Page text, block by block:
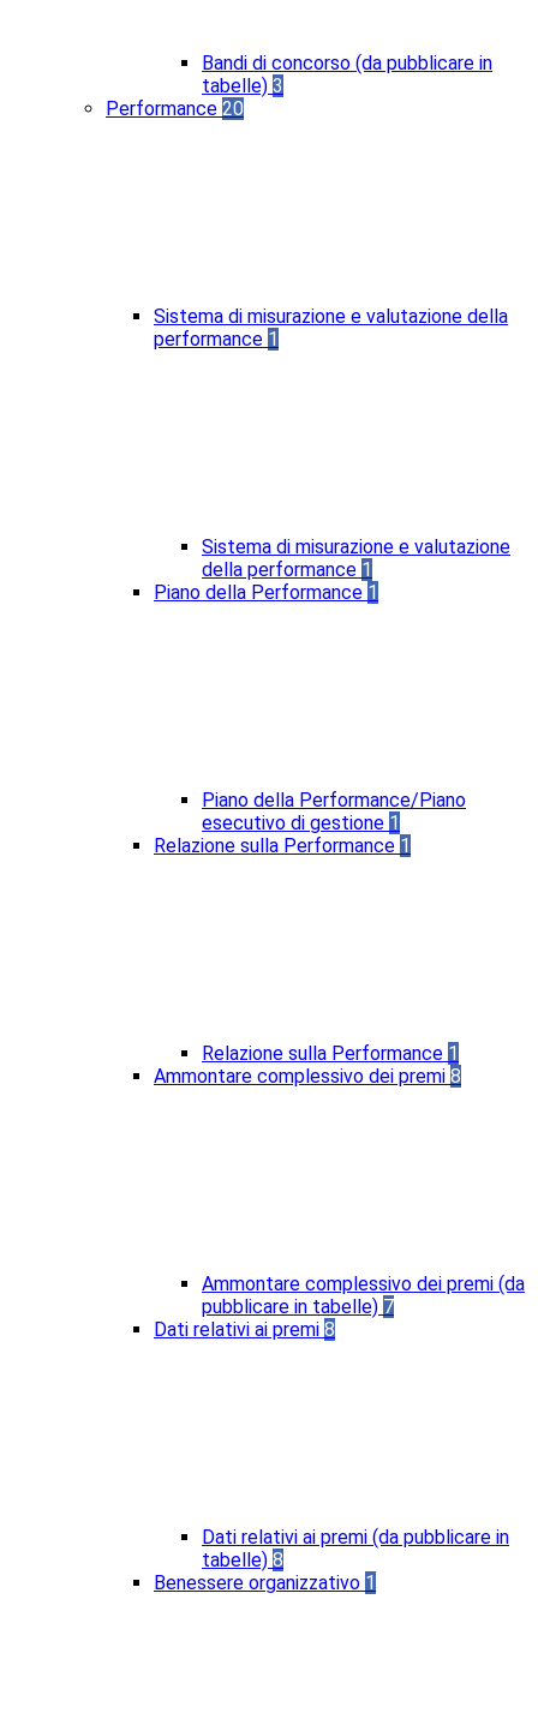
Bandi di concorso (da pubblicare in
tabelle) 3
Performance 20
Sistema di misurazione e valutazione della
performance 1
Sistema di misurazione e valutazione
della performance 1
Piano della Performance 1
Piano della Performance/Piano
esecutivo di gestione 1
Relazione sulla Performance 1
Relazione sulla Performance 1
Ammontare complessivo dei premi 8
Ammontare complessivo dei premi (da
pubblicare in tabelle) 7
Dati relativi ai premi 8
Dati relativi ai premi (da pubblicare in
tabelle) 8
Benessere organizzativo 1